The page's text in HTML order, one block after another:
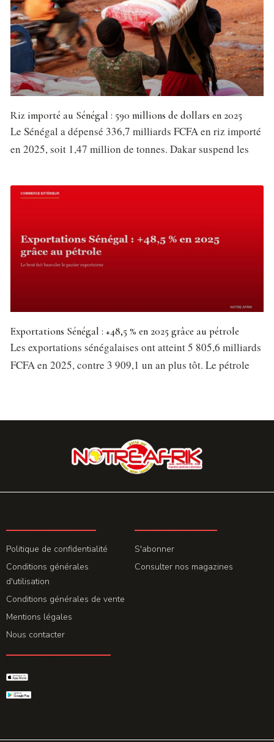
Riz importé au Sénégal : 590 millions de dollars en 2025
Le Sénégal a dépensé 336,7 milliards FCFA en riz importé
en 2025, soit 1,47 million de tonnes. Dakar suspend les
Exportations Sénégal : +48,5 % en 2025 grâce au pétrole
Les exportations sénégalaises ont atteint 5 805,6 milliards
FCFA en 2025, contre 3 909,1 un an plus tôt. Le pétrole
Politique de confidentialité
Conditions générales
d'utilisation
Conditions générales de vente
Mentions légales
Nous contacter
S'abonner
Consulter nos magazines